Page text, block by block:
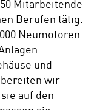
Mitarbeitende
Berufen tätig.
Neumotoren
und
bereiten wir
auf den